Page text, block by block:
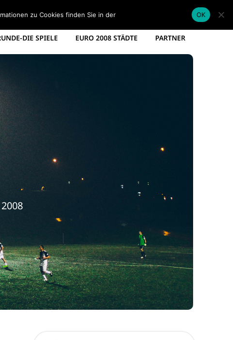
EM KADER DEUTSCHLAND
DIE SPIELE EURO 2008 STÄDTE PARTNER
zu Cookies finden Sie in der OK